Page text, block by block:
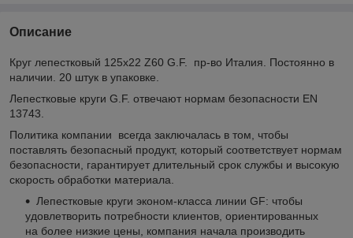
Описание
Круг лепестковый 125x22 Z60 G.F. пр-во Италия. Постоянно в
наличии. 20 штук в упаковке.
Лепестковые круги G.F. отвечают нормам безопасности EN
13743.
Политика компании всегда заключалась в том, чтобы
поставлять безопасный продукт, который соответствует нормам
безопасности, гарантирует длительный срок службы и высокую
скорость обработки материала.
Лепестковые круги эконом-класса линии GF: чтобы
удовлетворить потребности клиентов, ориентированных
на более низкие цены, компания начала производить